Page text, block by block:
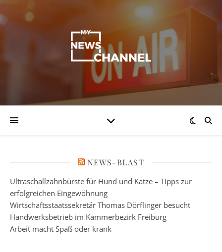
NEWS-BLAST
Ultraschallzahnbürste für Hund und Katze – Tipps zur
erfolgreichen Eingewöhnung
Wirtschaftsstaatssekretär Thomas Dörflinger besucht
Handwerksbetrieb im Kammerbezirk Freiburg
Arbeit macht Spaß oder krank